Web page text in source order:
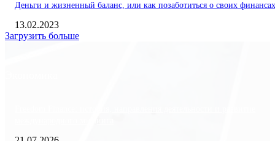
Деньги и жизненный баланс, или как позаботиться о своих финансах
13.02.2023
Загрузить больше